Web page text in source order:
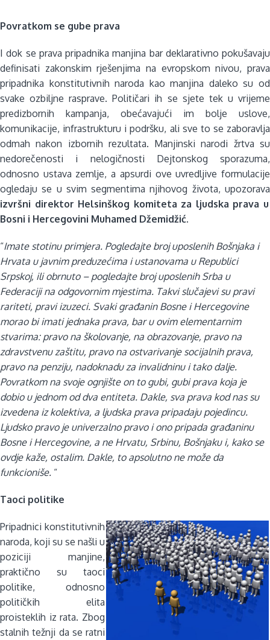
Povratkom se gube prava
I dok se prava pripadnika manjina bar deklarativno pokušavaju
definisati zakonskim rješenjima na evropskom nivou, prava
pripadnika konstitutivnih naroda kao manjina daleko su od
svake ozbiljne rasprave. Političari ih se sjete tek u vrijeme
predizbornih kampanja, obećavajući im bolje uslove,
komunikacije, infrastrukturu i podršku, ali sve to se zaboravlja
odmah nakon izbornih rezultata. Manjinski narodi žrtva su
nedorečenosti i nelogičnosti Dejtonskog sporazuma,
odnosno ustava zemlje, a apsurdi ove uvredljive formulacije
ogledaju se u svim segmentima njihovog života, upozorava
izvršni direktor Helsinškog komiteta za ljudska prava u
Bosni i Hercegovini Muhamed Džemidžić.
“Imate stotinu primjera. Pogledajte broj uposlenih Bošnjaka i
Hrvata u javnim preduzećima i ustanovama u Republici
Srpskoj, ili obrnuto – pogledajte broj uposlenih Srba u
Federaciji na odgovornim mjestima. Takvi slučajevi su pravi
rariteti, pravi izuzeci. Svaki građanin Bosne i Hercegovine
morao bi imati jednaka prava, bar u ovim elementarnim
stvarima: pravo na školovanje, na obrazovanje, pravo na
zdravstvenu zaštitu, pravo na ostvarivanje socijalnih prava,
pravo na penziju, nadoknadu za invalidninu i tako dalje.
Povratkom na svoje ognjište on to gubi, gubi prava koja je
dobio u jednom od dva entiteta. Dakle, sva prava kod nas su
izvedena iz kolektiva, a ljudska prava pripadaju pojedincu.
Ljudsko pravo je univerzalno pravo i ono pripada građaninu
Bosne i Hercegovine, a ne Hrvatu, Srbinu, Bošnjaku i, kako se
ovdje kaže, ostalim. Dakle, to apsolutno ne može da
funkcioniše. “
Taoci politike
Pripadnici konstitutivnih
naroda, koji su se našli u
poziciji manjine,
praktično su taoci
politike, odnosno
političkih elita
proisteklih iz rata. Zbog
stalnih težnji da se ratni